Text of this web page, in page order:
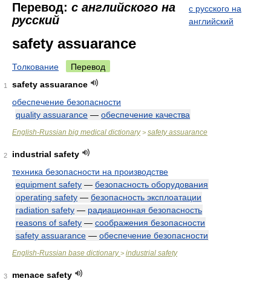
Перевод: с английского на
русский
с русского на
английский
safety assuarance
Толкование Перевод
1
safety assuarance
обеспечение безопасности
quality assuarance — обеспечение качества
English-Russian big medical dictionary> safety assuarance
2
industrial safety
техника безопасности на производстве
equipment safety — безопасность оборудования
operating safety — безопасность эксплоатации
radiation safety — радиационная безопасность
reasons of safety — соображения безопасности
safety assuarance — обеспечение безопасности
English-Russian base dictionary> industrial safety
3
menace safety